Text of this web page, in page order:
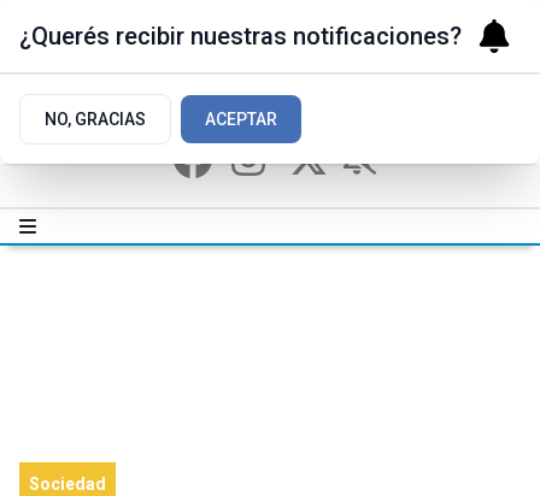
Sociedad
¿Querés recibir nuestras notificaciones?
NO, GRACIAS ACEPTAR